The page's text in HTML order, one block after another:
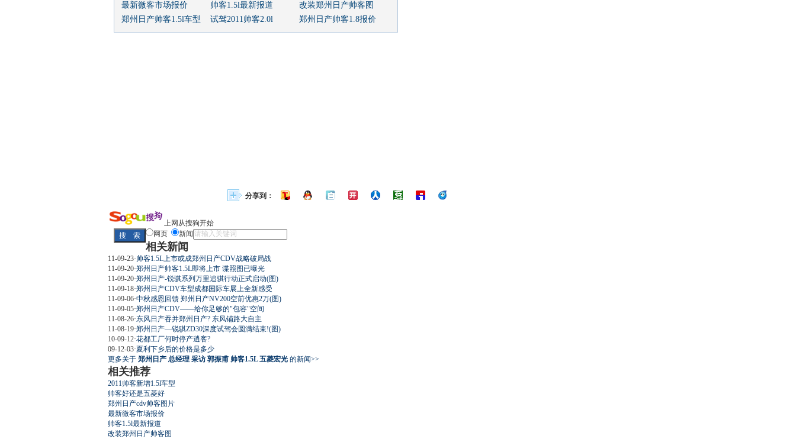
最新微客市场报价
帅客1.5l最新报道
改装郑州日产帅客图
郑州日产帅客1.5l车型
试驾2011帅客2.0l 郑州日产帅客1.8报价
分享到：
上网从搜狗开始
网页
新闻
相关新闻
11-09-23·帅客1.5L上市或成郑州日产CDV战略破局战
11-09-20·郑州日产帅客1.5L即将上市 谍照图已曝光
11-09-20·郑州日产-锐骐系列万里追骐行动正式启动(图)
11-09-18·郑州日产CDV车型成都国际车展上全新感受
11-09-06·中秋感恩回馈 郑州日产NV200空前优惠2万(图)
11-09-05·郑州日产CDV——给你足够的"包容"空间
11-08-26·东风日产吞并郑州日产? 东风铺路大自主
11-08-19·郑州日产—锐骐ZD30深度试驾会圆满结束!(图)
10-09-12·花都工厂何时停产逍客?
09-12-03·夏利下乡后的价格是多少
更多关于 郑州日产 总经理 采访 郭振甫 帅客1.5L 五菱宏光 的新闻>>
相关推荐
2011帅客新增1.5l车型
帅客好还是五菱好
郑州日产cdv帅客图片
最新微客市场报价
帅客1.5l最新报道
改装郑州日产帅客图